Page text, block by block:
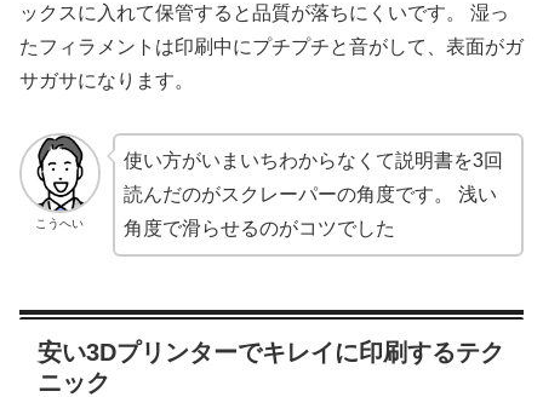
ックスに入れて保管すると品質が落ちにくいです。 湿っ
たフィラメントは印刷中にプチプチと音がして、表面がガ
サガサになります。
こうへい
使い方がいまいちわからなくて説明書を3回
読んだのがスクレーパーの角度です。 浅い
角度で滑らせるのがコツでした
安い3Dプリンターでキレイに印刷するテク
ニック